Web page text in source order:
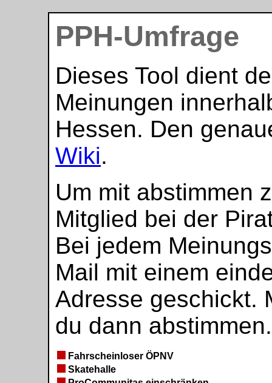
PPH-Umfrage
Dieses Tool dient
Meinungen
Hessen. Den
Wiki.
Um mit abstimmen
Mitglied bei der
Bei jedem
Mail mit einem
Adresse geschickt.
du dann abstimmen.
Fahrscheinloser ÖPNV
Skatehalle